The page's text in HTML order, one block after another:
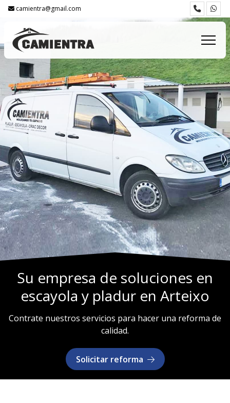
camientra@gmail.com
Su empresa de soluciones en
escayola y pladur en Arteixo
Contrate nuestros servicios para hacer una reforma de
calidad.
Solicitar reforma